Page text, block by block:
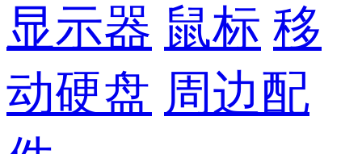
显示器 鼠标 移
动硬盘 周边配